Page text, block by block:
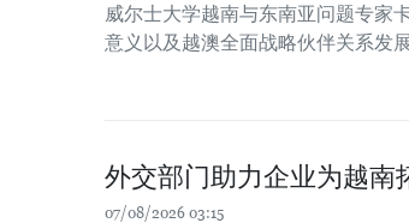
威尔士大学越南与东南亚问题专家
意义以及越澳全面战略伙伴关系发
外交部门助力企业为越南
07/08/2026 03:15